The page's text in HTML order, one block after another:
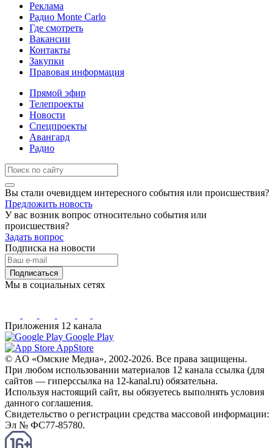
Реклама
Радио Monte Carlo
Где смотреть
Вакансии
Контакты
Закупки
Правовая информация
Прямой эфир
Телепроекты
Новости
Спецпроекты
Авангард
Радио
Вы стали очевидцем интересного события или происшествия?
Предложить новость
У вас возник вопрос относительно события или
происшествия?
Задать вопрос
Подписка на новости
Подписаться
Мы в социальных сетях
Приложения 12 канала
Google Play
AppStore
© AO «Омские Медиа», 2002-2026. Все права защищены.
При любом использовании материалов 12 канала ссылка (для
сайтов — гиперссылка на 12-kanal.ru) обязательна.
Используя настоящий сайт, вы обязуетесь выполнять условия
данного соглашения.
Свидетельство о регистрации средства массовой информации:
Эл № ФС77-85780.